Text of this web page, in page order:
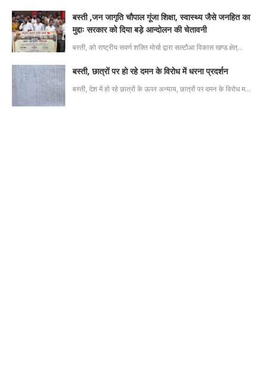
बस्ती ,जन जागृति चौपाल गूंजा शिक्षा, स्वास्थ्य जैसे जनहित का
मुद्दाः सरकार को दिया बड़े आन्दोलन की चेतावनी
बस्ती, को राष्ट्रीय सवर्ण शक्ति मोर्चा द्वारा सल्टौआ विकास खण्ड क्षेत्…
बस्ती, छात्रों पर हो रहे दमन के विरोध में धरना प्रदर्शन
बस्ती, देश में हो रहे छात्रों के ऊपर अन्याय, छात्रों पर दमन के विरोध म…